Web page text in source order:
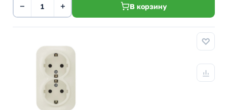
− + В корзину